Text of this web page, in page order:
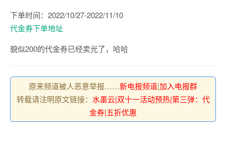
下单时间：2022/10/27-2022/11/10
代金券下单地址
貌似200的代金券已经卖光了，哈哈
原来频道被人恶意举报……新电报频道|加入电报群
转载请注明原文链接： 水墨云|双十一活动预热|第三弹：代
金券|五折优惠